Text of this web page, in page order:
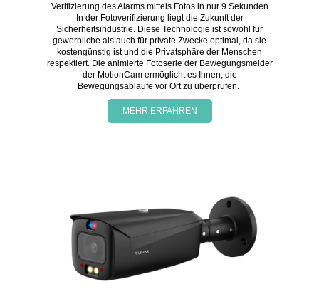
Verifizierung des Alarms mittels Fotos in nur 9 Sekunden
In der Fotoverifizierung liegt die Zukunft der
Sicherheitsindustrie. Diese Technologie ist sowohl für
gewerbliche als auch für private Zwecke optimal, da sie
kostengünstig ist und die Privatsphäre der Menschen
respektiert. Die animierte Fotoserie der Bewegungsmelder
der MotionCam ermöglicht es Ihnen, die
Bewegungsabläufe vor Ort zu überprüfen.
MEHR ERFAHREN